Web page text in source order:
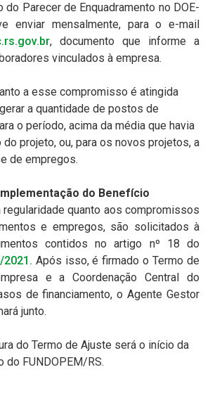
do Parecer de Enquadramento no DOE-
enviar mensalmente, para o e-mail
, documento que informe a
vinculados à empresa.
a esse compromisso é atingida
a quantidade de postos de
o período, acima da média que havia
projeto, ou, para os novos projetos, a
de empregos.
do Benefício
regularidade quanto aos compromissos
e empregos, são solicitados à
contidos no artigo nº 18 do
2021. Após isso, é firmado o Termo de
e a Coordenação Central do
de financiamento, o Agente Gestor
junto.
do Termo de Ajuste será o início da
FUNDOPEM/RS.